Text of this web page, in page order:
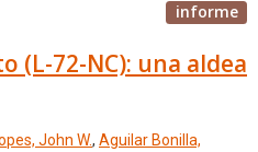
informe
(L-72-NC): una aldea
John W., Aguilar Bonilla,